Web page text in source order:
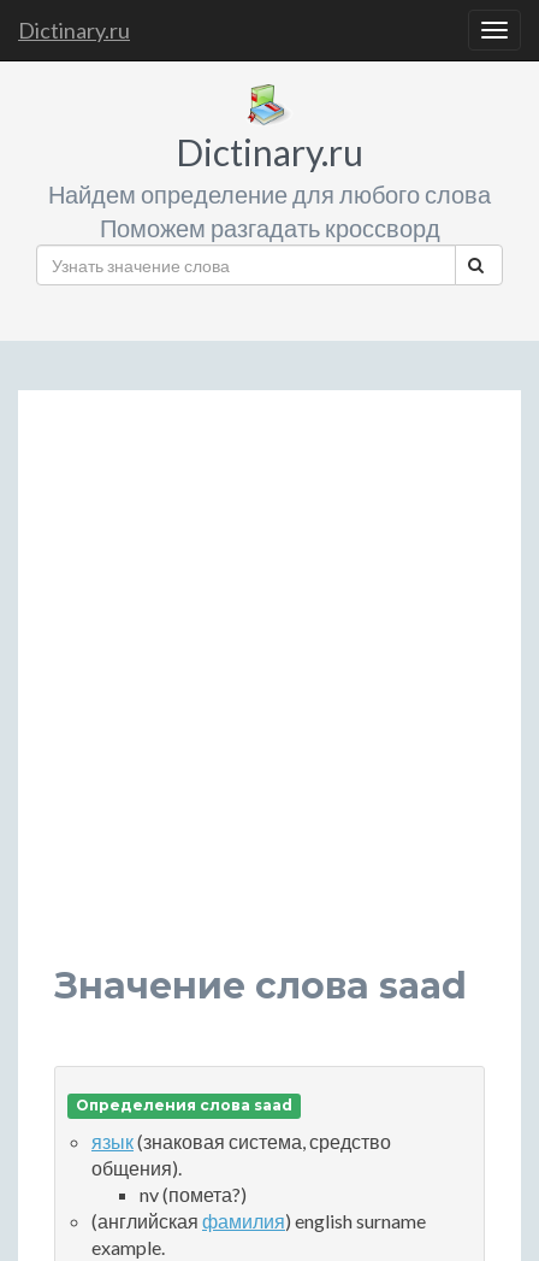
Dictinary.ru
Dictinary.ru
Найдем определение для любого слова
Поможем разгадать кроссворд
Значение слова saad
Определения слова saad
язык(знаковая система, средство
общения).
nv (помета?)
(английская фамилия) english surname
example.